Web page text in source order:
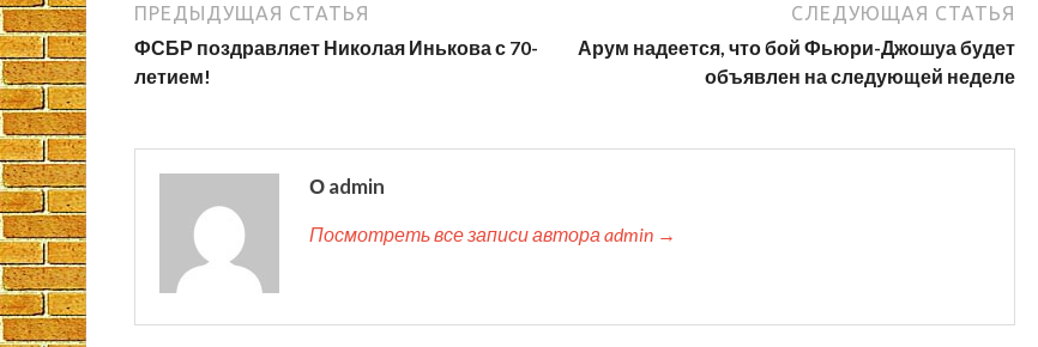
ПРЕДЫДУЩАЯ СТАТЬЯ
ФСБР поздравляет Николая Инькова с 70-
летием!
СЛЕДУЮЩАЯ СТАТЬЯ
Арум надеется, что бой Фьюри-Джошуа будет
объявлен на следующей неделе
О admin
Посмотреть все записи автора admin →